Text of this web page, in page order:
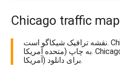
Chicago traffic map
نقشه ترافیک شیکاگو است. Chicago traffic map (ایالات
متحده آمریکا) به چاپ. Chicago traffic map (ایالات متحده
آمریکا) برای دانلود.